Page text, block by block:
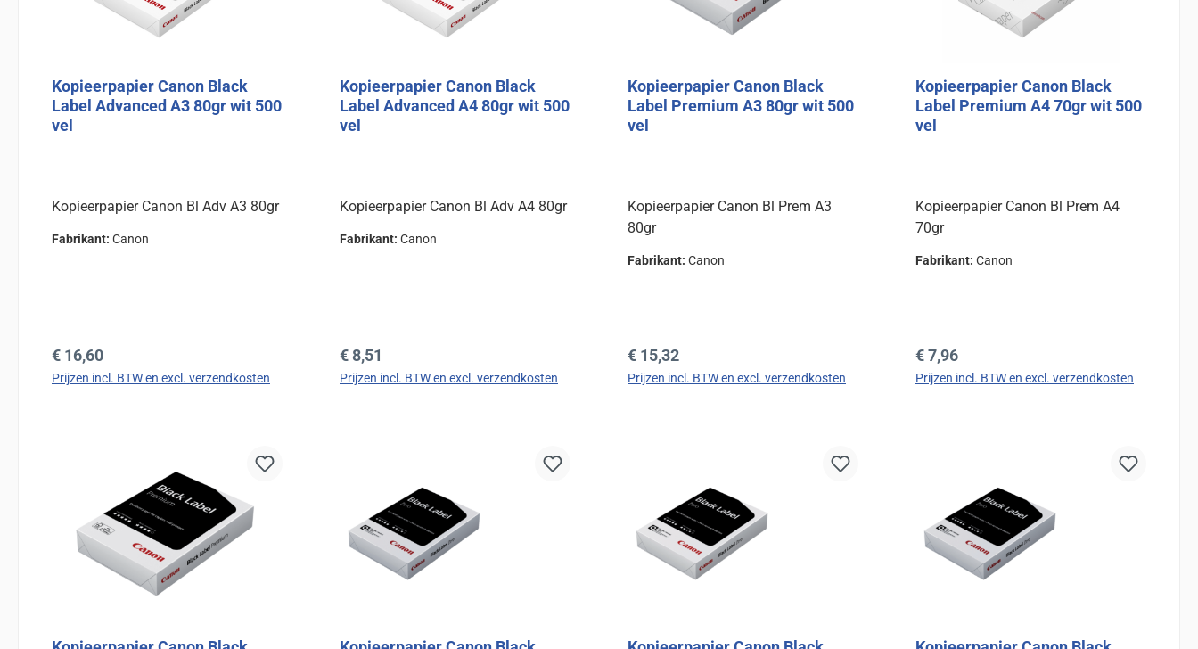
Kopieerpapier Canon Black
Label Advanced A3 80gr wit 500
vel
Kopieerpapier Canon Bl Adv A3 80gr
Fabrikant: Canon
Normale prijs:
€ 16,60
Prijzen incl. BTW en excl. verzendkosten
Kopieerpapier Canon Black
Label Advanced A4 80gr wit 500
vel
Kopieerpapier Canon Bl Adv A4 80gr
Fabrikant: Canon
Normale prijs:
€ 8,51
Prijzen incl. BTW en excl. verzendkosten
Kopieerpapier Canon Black
Label Premium A3 80gr wit 500
vel
Kopieerpapier Canon Bl Prem A3
80gr
Fabrikant: Canon
Normale prijs:
€ 15,32
Prijzen incl. BTW en excl. verzendkosten
Kopieerpapier Canon Black
Label Premium A4 70gr wit 500
vel
Kopieerpapier Canon Bl Prem A4
70gr
Fabrikant: Canon
Normale prijs:
€ 7,96
Prijzen incl. BTW en excl. verzendkosten